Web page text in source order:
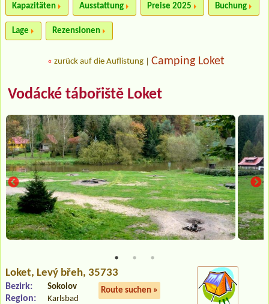
Kapazitäten Ausstattung Preise 2025 Buchung
Lage Rezensionen
« zurück auf die Auflistung Camping Loket
Vodácké tábořiště Loket
Loket, Levý břeh, 35733
Route suchen »
Bezirk: Sokolov
Region:
Karlsbad